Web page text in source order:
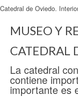
Catedral de Oviedo.
MUSEO Y
CATEDRAL
La catedral
contiene
importante es